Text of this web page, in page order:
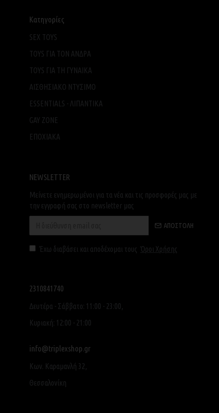
Κατηγορίες
SEX TOYS
TOYS ΓΙΑ ΤΟΝ ΑΝΔΡΑ
TOYS ΓΙΑ ΤH ΓΥΝΑΙΚΑ
ΑΙΣΘΗΣΙΑΚΟ ΝΤΥΣΙΜΟ
ESSENTIALS - ΛΙΠΑΝΤΙΚΑ
GAY ZONE
ΕΠΟΧΙΑΚΑ
NEWSLETTER
Μείνετε ενημερωμένοι για τα νέα και τις προσφορές μας με
την εγγραφή σας στο newsletter μας
ΑΠΟΣΤΟΛΉ
Έχω διαβάσει και αποδέχομαι τους Όροι Χρήσης
2310841740
Δευτέρα - Σάββατο: 11:00 - 23:00,
Κυριακή: 12:00 - 21:00
info@triplexshop.gr
Κων. Καραμανλή 32,
Θεσσαλονίκη